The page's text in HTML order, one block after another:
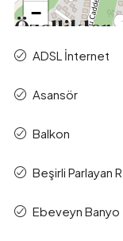
−
Özellikler
ADSL İnternet
Asansör
Balkon
Beşirli Parlayan
Ebeveyn Banyo